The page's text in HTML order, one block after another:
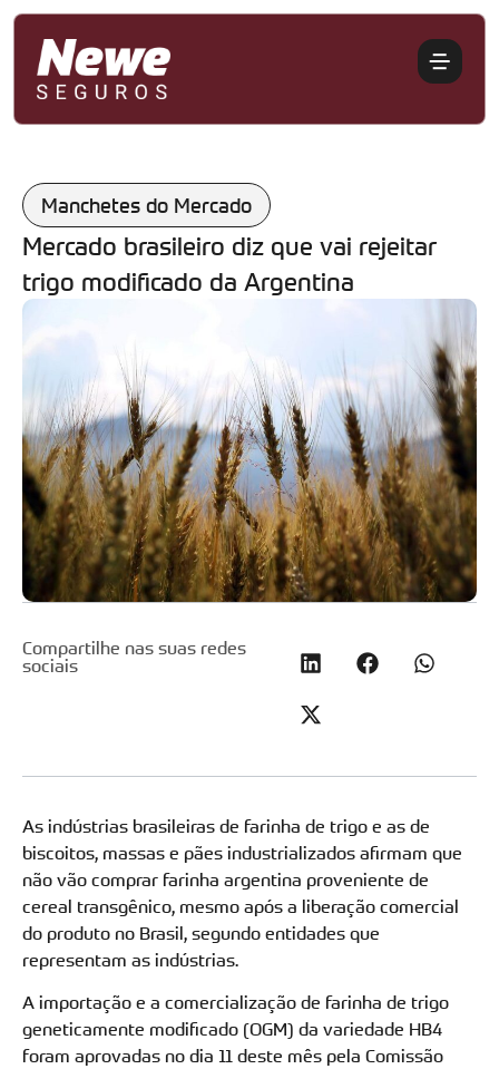
Manchetes do Mercado
Mercado brasileiro diz que vai rejeitar
trigo modificado da Argentina
Compartilhe nas suas redes
sociais
As indústrias brasileiras de farinha de trigo e as de
biscoitos, massas e pães industrializados afirmam que
não vão comprar farinha argentina proveniente de
cereal transgênico, mesmo após a liberação comercial
do produto no Brasil, segundo entidades que
representam as indústrias.
A importação e a comercialização de farinha de trigo
geneticamente modificado (OGM) da variedade HB4
foram aprovadas no dia 11 deste mês pela Comissão